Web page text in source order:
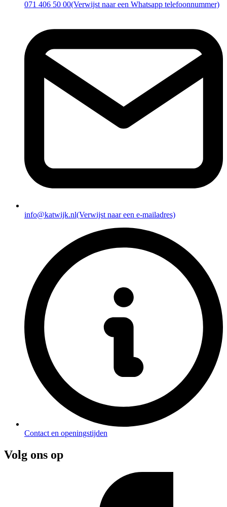
071 406 50 00(Verwijst naar een Whatsapp telefoonnummer)
info@katwijk.nl(Verwijst naar een e-mailadres)
Contact en openingstijden
Volg ons op